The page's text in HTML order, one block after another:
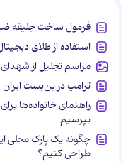
فرمول ساخت جلیقه
استفاده از طلای
مراسم تجلیل از
ترامپ در بن‌بست ایران
راهنمای خانواده‌ها
بپرسیم
چگونه یک پارک محلی
طراحی کنیم؟